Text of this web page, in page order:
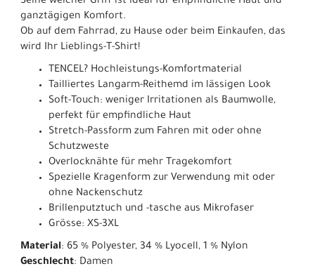
ganztägigen Komfort.
Ob auf dem Fahrrad, zu Hause oder beim Einkaufen, das
wird Ihr Lieblings-T-Shirt!
TENCEL? Hochleistungs-Komfortmaterial
Tailliertes Langarm-Reithemd im lässigen Look
Soft-Touch: weniger Irritationen als Baumwolle,
perfekt für empfindliche Haut
Stretch-Passform zum Fahren mit oder ohne
Schutzweste
Overlocknähte für mehr Tragekomfort
Spezielle Kragenform zur Verwendung mit oder
ohne Nackenschutz
Brillenputztuch und -tasche aus Mikrofaser
Grösse: XS-3XL
Material: 65 % Polyester, 34 % Lyocell, 1 % Nylon
Geschlecht: Damen